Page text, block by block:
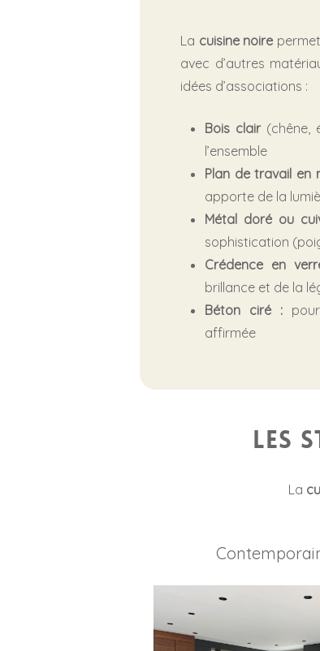
La cuisine noire
avec d’autres
idées d’associations :
Bois clair(chêne,
l’ensemble
Plan de travail en
apporte de la
Métal doré ou
sophistication
Crédence en
brillance et de la
Béton ciré :pour
affirmée
Les
La